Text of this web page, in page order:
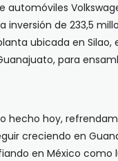
automóviles
inversión de 233,5
ubicada en Silao,
para
hecho hoy,
creciendo en
en México como